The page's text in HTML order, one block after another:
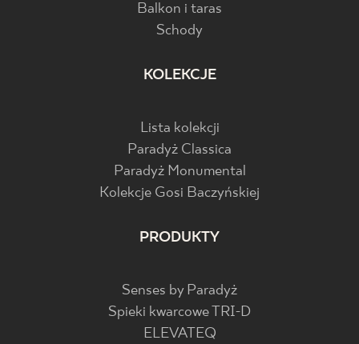
Balkon i taras
Schody
KOLEKCJE
Lista kolekcji
Paradyż Classica
Paradyż Monumental
Kolekcje Gosi Baczyńskiej
PRODUKTY
Senses by Paradyż
Spieki kwarcowe TRI-D
ELEVATEQ